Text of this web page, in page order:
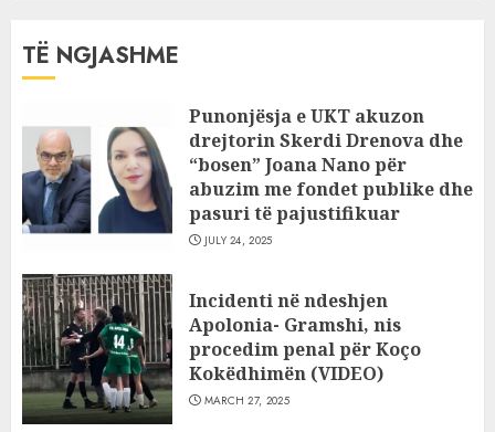
TË NGJASHME
Punonjësja e UKT akuzon
drejtorin Skerdi Drenova dhe
“bosen” Joana Nano për
abuzim me fondet publike dhe
pasuri të pajustifikuar
JULY 24, 2025
Incidenti në ndeshjen
Apolonia- Gramshi, nis
procedim penal për Koço
Kokëdhimën (VIDEO)
MARCH 27, 2025